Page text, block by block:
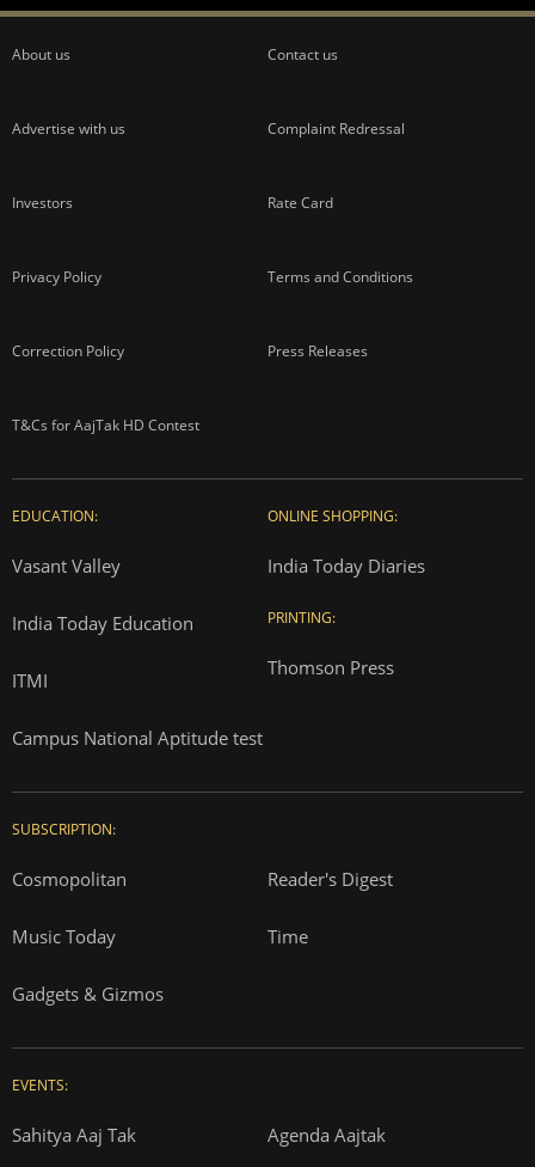
About us Contact us
Advertise with us Complaint Redressal
Investors Rate Card
Privacy Policy Terms and Conditions
Correction Policy Press Releases
T&Cs for AajTak HD Contest
EDUCATION:
Vasant Valley
India Today Education
ITMI
Campus National Aptitude test
ONLINE SHOPPING:
India Today Diaries
PRINTING:
Thomson Press
SUBSCRIPTION:
Cosmopolitan Reader's Digest
Music Today Time
Gadgets & Gizmos
EVENTS:
Sahitya Aaj Tak Agenda Aajtak